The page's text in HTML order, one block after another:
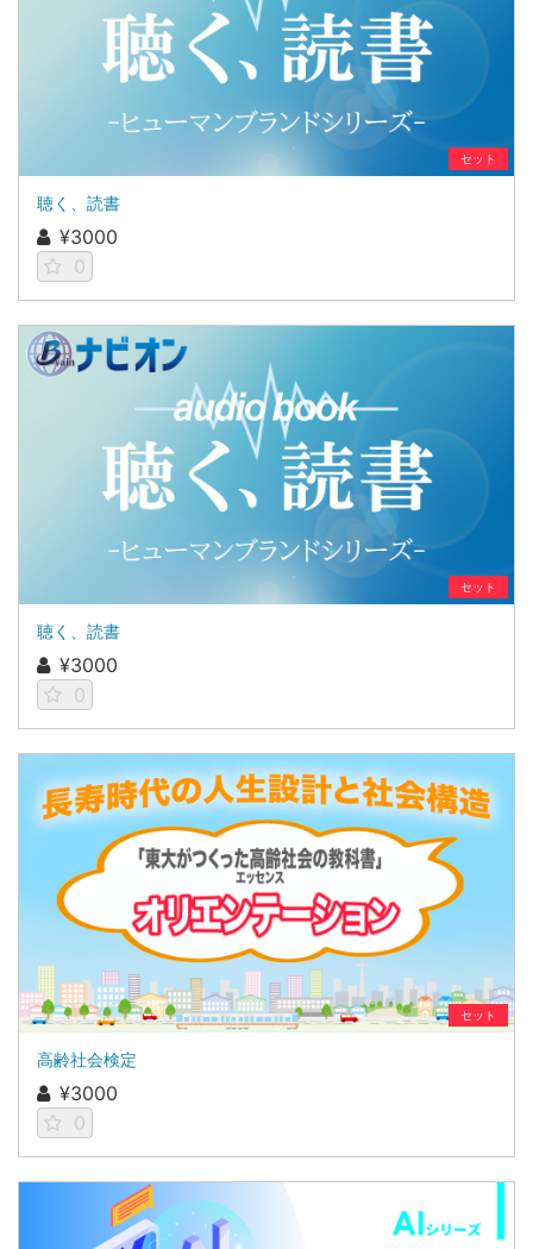
セット
聴く、読書
¥3000
0
セット
聴く、読書
¥3000
0
セット
高齢社会検定
¥3000
0